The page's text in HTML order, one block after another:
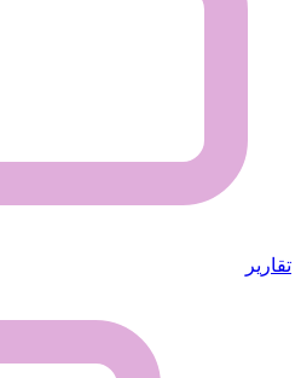
تقارير